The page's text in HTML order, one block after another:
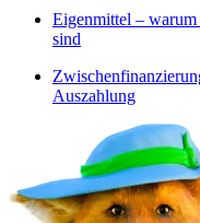
Eigenmittel – warum
sind
Auszahlung